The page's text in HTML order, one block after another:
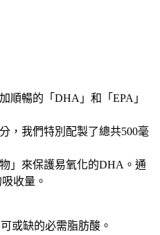
順暢的「DHA」和「EPA」
，我們特別配製了總共500毫
」來保護易氧化的DHA。通
收量。
或缺的必需脂肪酸。